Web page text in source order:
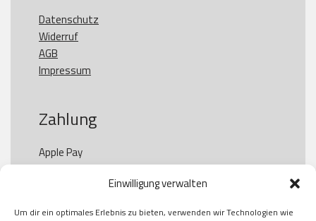
Einwilligung verwalten
Um dir ein optimales Erlebnis zu bieten, verwenden wir Technologien wie
Datenschutz
Widerruf
AGB
Impressum
Zahlung
Apple Pay
Paypal